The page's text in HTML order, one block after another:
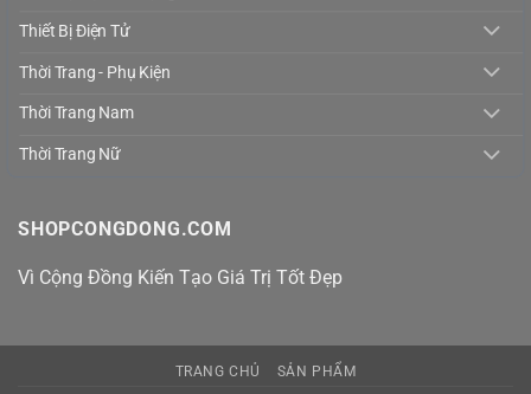
Thiết Bị Điện Tử
Thời Trang - Phụ Kiện
Thời Trang Nam
Thời Trang Nữ
SHOPCONGDONG.COM
Vì Cộng Đồng Kiến Tạo Giá Trị Tốt Đẹp
TRANG CHỦ SẢN PHẨM